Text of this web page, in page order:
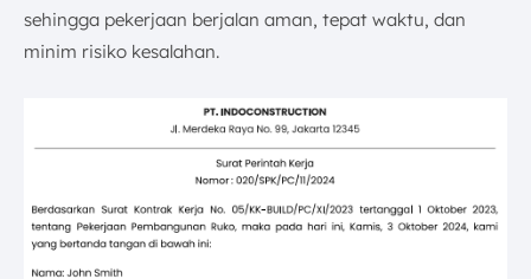
sehingga pekerjaan berjalan aman, tepat waktu, dan
minim risiko kesalahan.